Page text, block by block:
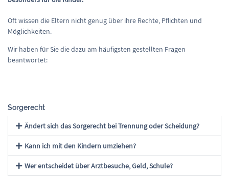
Oft wissen die Eltern nicht genug über ihre Rechte, Pflichten und
Möglichkeiten.
Wir haben für Sie die dazu am häufigsten gestellten Fragen
beantwortet:
Sorgerecht
Ändert sich das Sorgerecht bei Trennung oder Scheidung?
Kann ich mit den Kindern umziehen?
Wer entscheidet über Arztbesuche, Geld, Schule?